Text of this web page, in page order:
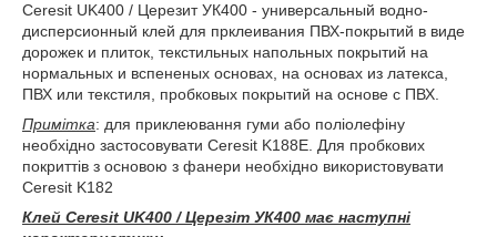
Ceresit UK400 / Церезит УК400 - универсальный водно-
дисперсионный клей для прклеивания ПВХ-покрытий в виде
дорожек и плиток, текстильных напольных покрытий на
нормальных и вспененых основах, на основах из латекса,
ПВХ или текстиля, пробковых покрытий на основе с ПВХ.
Примітка: для приклеювання гуми або поліолефіну
необхідно застосовувати Ceresit K188E. Для пробкових
покриттів з основою з фанери необхідно використовувати
Ceresit K182
Клей Ceresit UK400 / Церезіт УК400 має наступні